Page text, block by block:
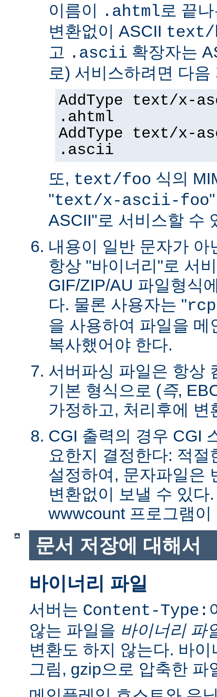
이름이 .ahtml로 끝
변환없이 ASCII text/
고 .ascii 확장자는
로) 서비스하려면 다
AddType text/x-
.ahtml
AddType text/x-
.ascii
또, text/foo 식의
"text/x-ascii-foo
ASCII"로 서비스할 수
내용이 일반 문자가 아
항상 "바이너리"로 서
GIF/ZIP/AU 파일형식
다. 물론 사용자는 "
을 사용하여 파일을 메
복사했어야 한다.
서버파싱 파일은 항상
기본 형식으로 (즉,
가정하고, 처리후에 변
CGI 출력의 경우 CGI
요한지 결정한다: 적
설정하여, 문자파일은
변환없이 보낼 수 있다
wwwcount 프로그램
문서 저장에 대해서
바이너리 파일
서버는 Content-Type:
않는 파일을 바이너리 파
변환도 하지 않는다. 바
그림, gzip으로 압축한 파